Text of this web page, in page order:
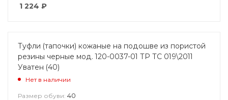
1 224 ₽
Туфли (тапочки) кожаные на подошве из пористой
резины черные мод. 120-0037-01 ТР ТС 019\2011
Уватен (40)
Нет в наличии
Размер обуви: 40